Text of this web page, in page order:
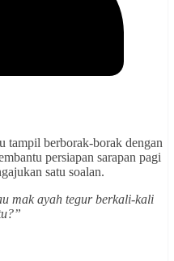
tampil berborak-borak dengan
persiapan sarapan pagi
satu soalan.
mak ayah tegur berkali-kali